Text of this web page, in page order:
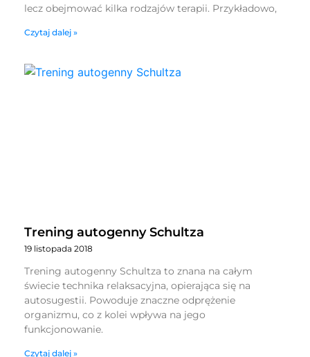
lecz obejmować kilka rodzajów terapii. Przykładowo,
Czytaj dalej »
Trening autogenny Schultza
19 listopada 2018
Trening autogenny Schultza to znana na całym
świecie technika relaksacyjna, opierająca się na
autosugestii. Powoduje znaczne odprężenie
organizmu, co z kolei wpływa na jego
funkcjonowanie.
Czytaj dalej »